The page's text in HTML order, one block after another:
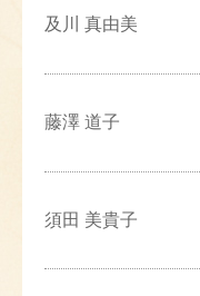
及川 真由美
藤澤 道子
須田 美貴子